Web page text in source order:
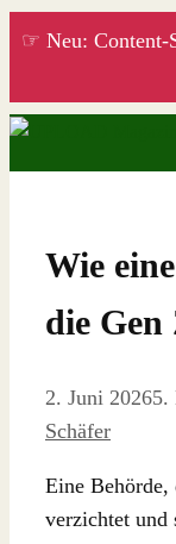
Zum
☞ Neu: Content-
Wie
die
2. Juni 20265.
Schäfer
Eine Behörde,
verzichtet und